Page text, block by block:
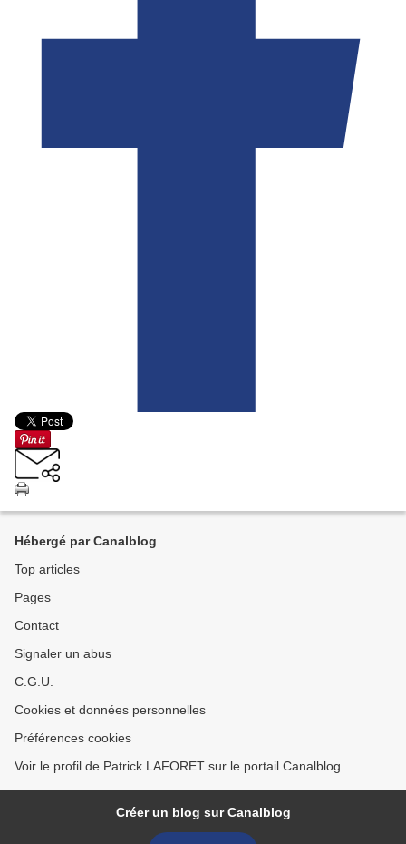
Hébergé par Canalblog
Top articles
Pages
Contact
Signaler un abus
C.G.U.
Cookies et données personnelles
Préférences cookies
Voir le profil de Patrick LAFORET sur le portail Canalblog
Créer un blog sur Canalblog